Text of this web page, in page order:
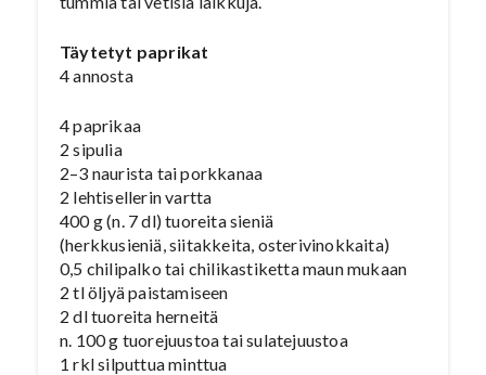
Täytetyt paprikat
4 annosta
4 paprikaa
2 sipulia
2–3 naurista tai porkkanaa
2 lehtisellerin vartta
400 g (n. 7 dl) tuoreita sieniä
(herkkusieniä, siitakkeita, osterivinokkaita)
0,5 chilipalko tai chilikastiketta maun mukaan
2 tl öljyä paistamiseen
2 dl tuoreita herneitä
n. 100 g tuorejuustoa tai sulatejuustoa
1 rkl silputtua minttua